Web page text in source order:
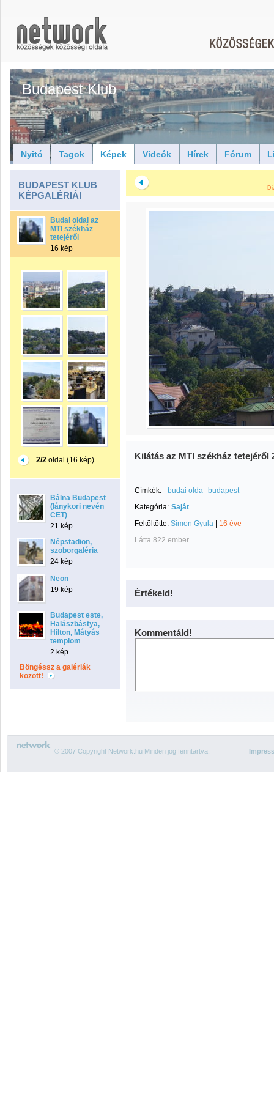
Budapest Klub
Nyitó Tagok Képek Videók Hírek Fórum
BUDAPEST KLUB
KÉPGALÉRIÁI
Budai oldal az
MTI székház
tetejéről
16 kép
2/2oldal (16 kép)
Bálna Budapest
(lánykori nevén
CET)
21 kép
Népstadion,
szoborgaléria
24 kép
Neon
19 kép
Budapest este,
Halászbástya,
Hilton, Mátyás
templom
2 kép
Böngéssz a galériák
között!
Kilátás az MTI székház tetejéről
Címkék: budai olda
budapest
Kategória: Saját
Feltöltötte: Simon Gyula
16 éve
Látta 822 ember.
Értékeld!
Kommentáld!
© 2007 Copyright Network.hu Minden jog fenntartva.